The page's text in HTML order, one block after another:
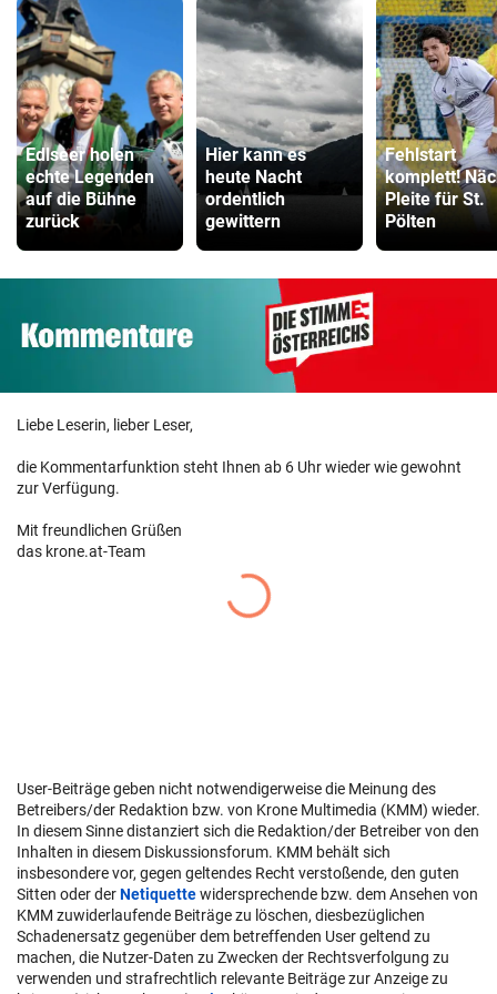
Edlseer holen
echte Legenden
auf die Bühne
zurück
Hier kann es
heute Nacht
ordentlich
gewittern
Fehlstart
komplett!
Pleite für St.
Pölten
Liebe Leserin, lieber Leser,
die Kommentarfunktion steht Ihnen ab 6 Uhr wieder wie gewohnt
zur Verfügung.
Mit freundlichen Grüßen
das krone.at-Team
User-Beiträge geben nicht notwendigerweise die Meinung des
Betreibers/der Redaktion bzw. von Krone Multimedia (KMM) wieder.
In diesem Sinne distanziert sich die Redaktion/der Betreiber von den
Inhalten in diesem Diskussionsforum. KMM behält sich
insbesondere vor, gegen geltendes Recht verstoßende, den guten
Sitten oder derNetiquettewidersprechende bzw. dem Ansehen von
KMM zuwiderlaufende Beiträge zu löschen, diesbezüglichen
Schadenersatz gegenüber dem betreffenden User geltend zu
machen, die Nutzer-Daten zu Zwecken der Rechtsverfolgung zu
verwenden und strafrechtlich relevante Beiträge zur Anzeige zu